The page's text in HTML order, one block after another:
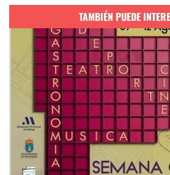
TAMBIÉN PUEDE